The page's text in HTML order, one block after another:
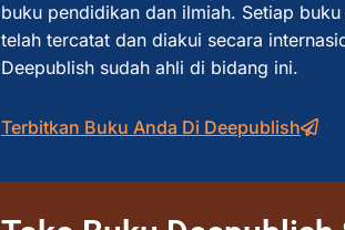
buku pendidikan dan ilmiah. Setiap
telah tercatat dan diakui secara
Deepublish sudah ahli di bidang ini.
Terbitkan Buku Anda Di Deepublish